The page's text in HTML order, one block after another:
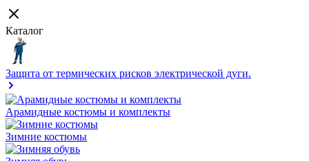
Каталог
Защита от термических рисков электрической дуги.
Арамидные костюмы и комплекты
Зимние костюмы